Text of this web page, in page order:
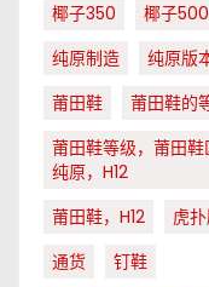
椰子350
椰子500
纯原制造
纯原版
莆田鞋
莆田鞋的
莆田鞋等级，莆田鞋
纯原，H12
莆田鞋，H12
虎
通货
钉鞋